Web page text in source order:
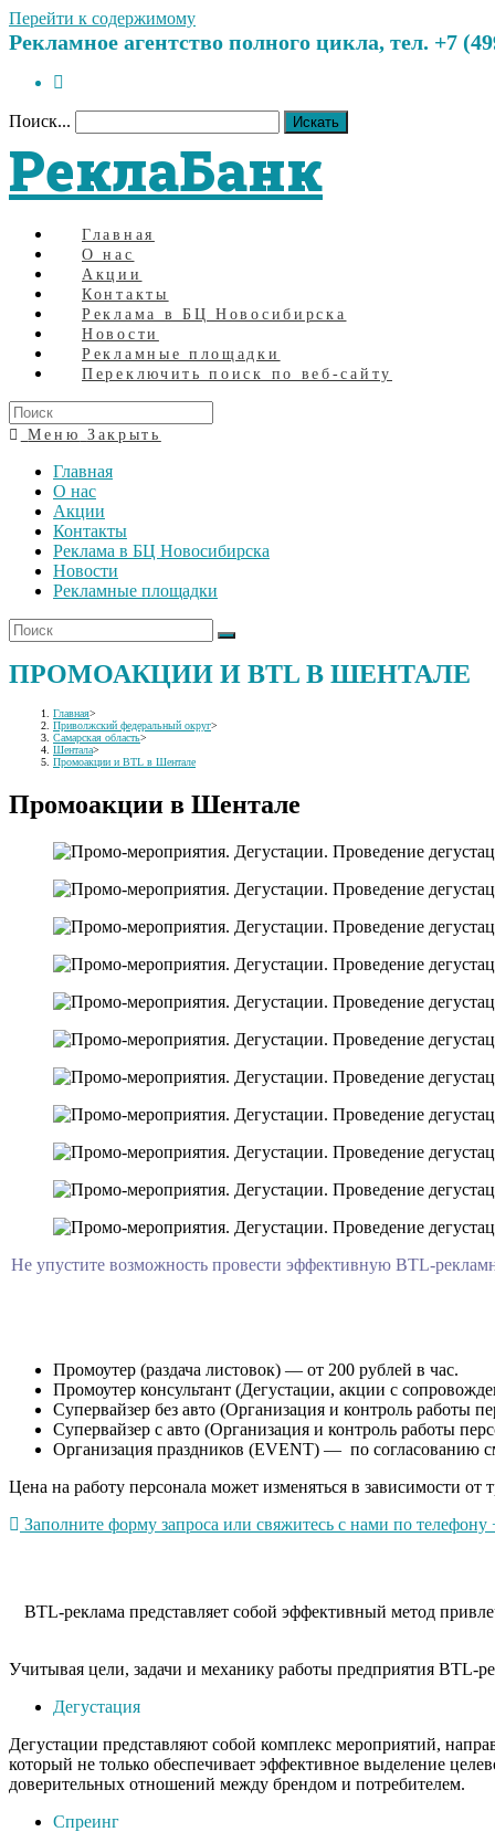
Перейти к содержимому
Рекламное агентство полного цикла, тел. +7
Поиск... Искать
РеклаБанк
Главная
О нас
Акции
Контакты
Реклама в БЦ Новосибирска
Новости
Рекламные площадки
Переключить поиск по веб-сайту
Меню Закрыть
Главная
О нас
Акции
Контакты
Реклама в БЦ Новосибирска
Новости
Рекламные площадки
ПРОМОАКЦИИ И BTL В ШЕНТАЛЕ
Главная>
Приволжский федеральный округ>
Самарская область>
Шентала>
Промоакции и BTL в Шентале
Промоакции в Шентале
Не упустите возможность провести эффективную BTL-
Промоутер (раздача листовок) — от 200 рублей в час.
Промоутер консультант (Дегустации, акции с
Супервайзер без авто (Организация и контроль работы
Супервайзер с авто (Организация и контроль работы
Организация праздников (EVENT) — по согласованию
Цена на работу персонала может изменяться в зависимости
Заполните форму запроса или свяжитесь с нами по
BTL-реклама представляет собой эффективный метод
Учитывая цели, задачи и механику работы предприятия BTL-
Дегустация
Дегустации представляют собой комплекс мероприятий,
который не только обеспечивает эффективное выделение
доверительных отношений между брендом и потребителем.
Спреинг